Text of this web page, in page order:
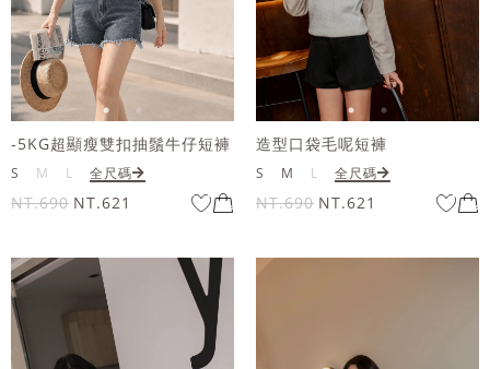
-5KG超顯瘦雙扣抽鬚牛仔短褲
S M L 全尺碼
NT.690 NT.621
造型口袋毛呢短褲
S M L 全尺碼
NT.690 NT.621